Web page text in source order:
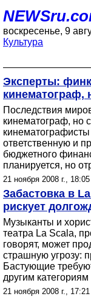
воскресенье, 9
Культура
Эксперты:
кинематограф,
Последствия
кинематограф, но
кинематографисты
ответственную и
бюджетного
планируется, но
21 ноября 2008 г., 18:05
Забастовка в
рискует
Музыканты и
театра La Scala,
говорят, может
страшную угрозу:
Бастующие
другим
21 ноября 2008 г., 17:21